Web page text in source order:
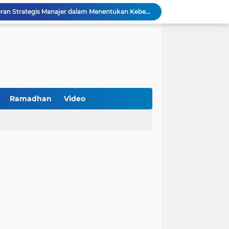
Kemenkop Tekankan Peran Strategis Manajer dalam Menentukan Keberhasilan KDKMP
Pengemudi Ditangkap
Baru Industri Jasa Keuangan
Ramadhan Video